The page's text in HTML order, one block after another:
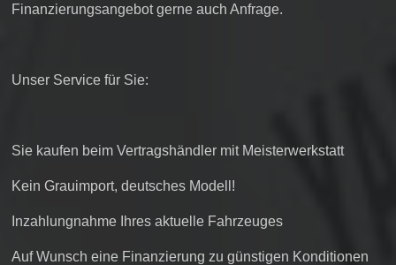
Finanzierungsangebot gerne auch Anfrage.
Unser Service für Sie:
Sie kaufen beim Vertragshändler mit Meisterwerkstatt
Kein Grauimport, deutsches Modell!
Inzahlungnahme Ihres aktuelle Fahrzeuges
Auf Wunsch eine Finanzierung zu günstigen Konditionen